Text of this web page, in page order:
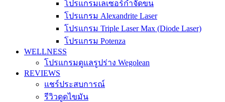
โปรแกรมเลเซอร์กำจัดขน
โปรแกรม Alexandrite Laser
โปรแกรม Triple Laser Max (Diode Laser)
โปรแกรม Potenza
WELLNESS
โปรแกรมดูแลรูปร่าง Wegolean
REVIEWS
แชร์ประสบการณ์
รีวิวดูดไขมัน